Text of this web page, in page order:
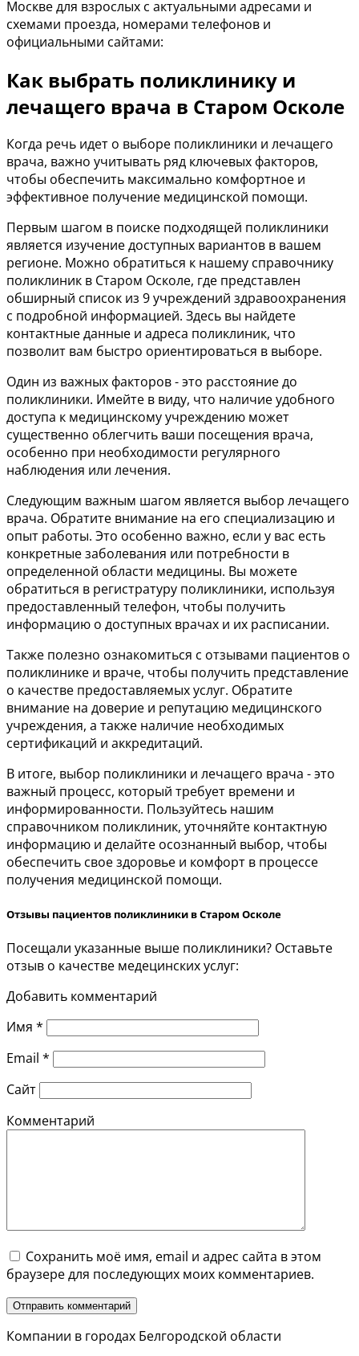
Москве для взрослых с актуальными адресами и
схемами проезда, номерами телефонов и
официальными сайтами:
Как выбрать поликлинику и
лечащего врача в Старом Осколе
Когда речь идет о выборе поликлиники и лечащего
врача, важно учитывать ряд ключевых факторов,
чтобы обеспечить максимально комфортное и
эффективное получение медицинской помощи.
Первым шагом в поиске подходящей поликлиники
является изучение доступных вариантов в вашем
регионе. Можно обратиться к нашему справочнику
поликлиник в Старом Осколе, где представлен
обширный список из 9 учреждений здравоохранения
с подробной информацией. Здесь вы найдете
контактные данные и адреса поликлиник, что
позволит вам быстро ориентироваться в выборе.
Один из важных факторов - это расстояние до
поликлиники. Имейте в виду, что наличие удобного
доступа к медицинскому учреждению может
существенно облегчить ваши посещения врача,
особенно при необходимости регулярного
наблюдения или лечения.
Следующим важным шагом является выбор лечащего
врача. Обратите внимание на его специализацию и
опыт работы. Это особенно важно, если у вас есть
конкретные заболевания или потребности в
определенной области медицины. Вы можете
обратиться в регистратуру поликлиники, используя
предоставленный телефон, чтобы получить
информацию о доступных врачах и их расписании.
Также полезно ознакомиться с отзывами пациентов о
поликлинике и враче, чтобы получить представление
о качестве предоставляемых услуг. Обратите
внимание на доверие и репутацию медицинского
учреждения, а также наличие необходимых
сертификаций и аккредитаций.
В итоге, выбор поликлиники и лечащего врача - это
важный процесс, который требует времени и
информированности. Пользуйтесь нашим
справочником поликлиник, уточняйте контактную
информацию и делайте осознанный выбор, чтобы
обеспечить свое здоровье и комфорт в процессе
получения медицинской помощи.
Отзывы пациентов поликлиники в Старом Осколе
Посещали указанные выше поликлиники? Оставьте
отзыв о качестве медецинских услуг:
Добавить комментарий
Имя *
Email *
Сайт
Комментарий
Сохранить моё имя, email и адрес сайта в этом
браузере для последующих моих комментариев.
Компании в городах Белгородской области